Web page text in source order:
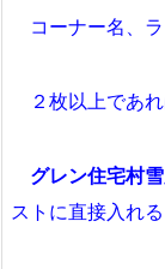
コーナー名、ラ
２枚以上であ
グレン住宅村
ストに直接入れる